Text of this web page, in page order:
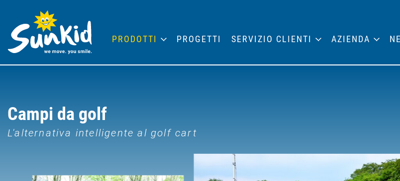
Campi da golf
L'alternativa intelligente al golf cart
PRODOTTI PROGETTI SERVIZIO CLIENTI AZIENDA